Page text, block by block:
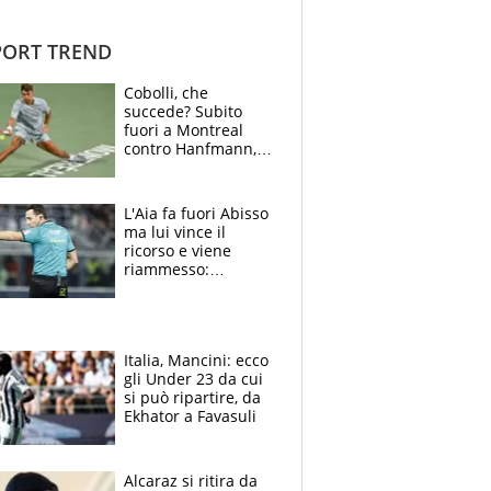
TREND
Cobolli, che
succede? Subito
fuori a Montreal
contro Hanfmann,
L'Aia fa fuori Abisso
ma lui vince il
ricorso e viene
riammesso:
Italia, Mancini: ecco
gli Under 23 da cui
si può ripartire, da
Ekhator a Favasuli
Alcaraz si ritira da